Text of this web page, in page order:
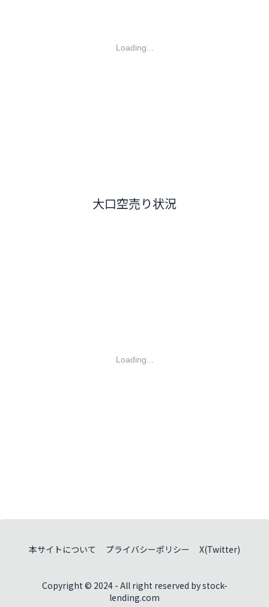
Loading...
大口空売り状況
Loading...
本サイトについて プライバシーポリシー X(Twitter)
Copyright © 2024 - All right reserved by stock-
lending.com